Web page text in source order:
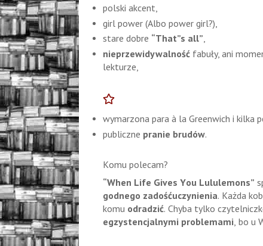
polski akcent,
girl power (Albo power girl?),
stare dobre “That”s all”,
nieprzewidywalność fabuły, ani
lekturze,
wymarzona para à la Greenwich i kilka
publiczne pranie brudów.
Komu polecam?
“When Life Gives You Lululemons”
godnego zadośćuczynienia. Każda
komu odradzić. Chyba tylko
egzystencjalnymi problemami , bo u